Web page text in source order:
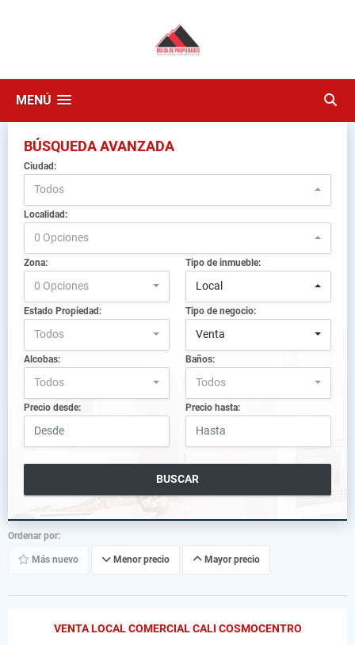
MENÚ
BÚSQUEDA AVANZADA
Ciudad:
Todos
Localidad:
0 Opciones
Zona:
0 Opciones
Tipo de inmueble:
Local
Estado Propiedad:
Todos
Tipo de negocio:
Venta
Alcobas:
Todos
Baños:
Todos
Precio desde: Precio hasta:
BUSCAR
Ordenar por:
Más nuevo Menor precio Mayor precio
VENTA LOCAL COMERCIAL CALI COSMOCENTRO